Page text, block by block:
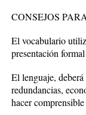
CONSEJOS
El vocabulario
presentación
El lenguaje,
redundancias,
hacer